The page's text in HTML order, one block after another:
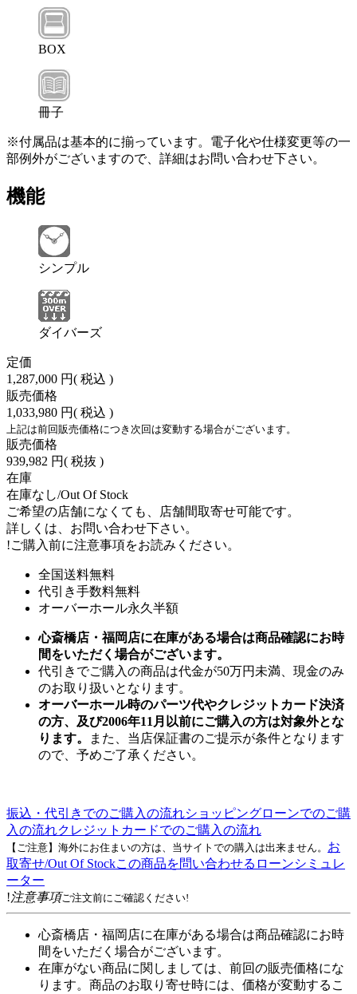
BOX
冊子
※付属品は基本的に揃っています。電子化や仕様変更等の一
部例外がございますので、詳細はお問い合わせ下さい。
機能
シンプル
ダイバーズ
定価
1,287,000 円( 税込 )
販売価格
1,033,980 円( 税込 )
上記は前回販売価格につき次回は変動する場合がございます。
販売価格
939,982 円( 税抜 )
在庫
在庫なし/Out Of Stock
ご希望の店舗になくても、店舗間取寄せ可能です。
詳しくは、お問い合わせ下さい。
!ご購入前に注意事項をお読みください。
全国送料無料
代引き手数料無料
オーバーホール永久半額
心斎橋店・福岡店に在庫がある場合は商品確認にお時
間をいただく場合がございます。
代引きでご購入の商品は代金が50万円未満、現金のみ
のお取り扱いとなります。
オーバーホール時のパーツ代やクレジットカード決済
の方、及び2006年11月以前にご購入の方は対象外とな
ります。
また、当店保証書のご提示が条件となります
ので、予めご了承ください。
振込・代引きでのご購入の流れショッピングローンでのご購
入の流れクレジットカードでのご購入の流れ
【ご注意】海外にお住まいの方は、当サイトでの購入は出来ません。 お
取寄せ/Out Of Stockこの商品を問い合わせる ローンシミュレ
ーター
!注意事項ご注文前にご確認ください!
心斎橋店・福岡店に在庫がある場合は商品確認にお時
間をいただく場合がございます。
在庫がない商品に関しましては、前回の販売価格にな
ります。商品のお取り寄せ時には、価格が変動するこ